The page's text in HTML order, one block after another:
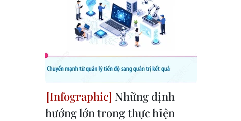
Những định
hướng lớn trong thực hiện